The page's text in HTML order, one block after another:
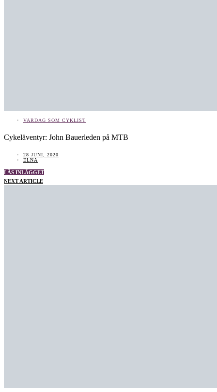
VARDAG SOM CYKLIST
Cykeläventyr: John Bauerleden på MTB
28 JUNI, 2020
ELNA
LÄS INLÄGGET
NEXT ARTICLE